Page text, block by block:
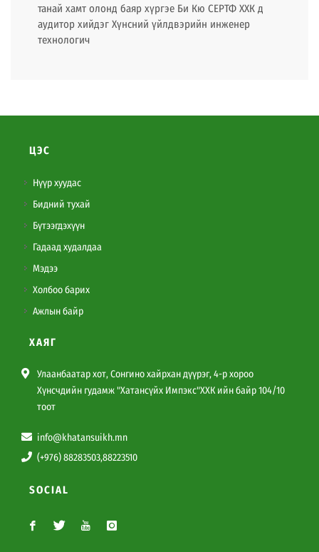
танай хамт олонд баяр хүргэе Би Кю СЕРТФ ХХК д
аудитор хийдэг Хүнсний үйлдвэрийн инженер
технологич
ЦЭС
Нүүр хуудас
Бидний тухай
Бүтээгдэхүүн
Гадаад худалдаа
Мэдээ
Холбоо барих
Ажлын байр
ХАЯГ
Улаанбаатар хот, Сонгино хайрхан дүүрэг, 4-р хороо
Хүнсчдийн гудамж "Хатансүйх Импэкс"ХХК ийн байр 104/10
тоот
info@khatansuikh.mn
(+976) 88283503,88223510
SOCIAL